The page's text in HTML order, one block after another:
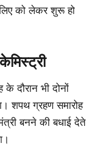
को लेकर शुरू हो
दौरान भी दोनों
शपथ ग्रहण समारोह
बनने की बधाई देते